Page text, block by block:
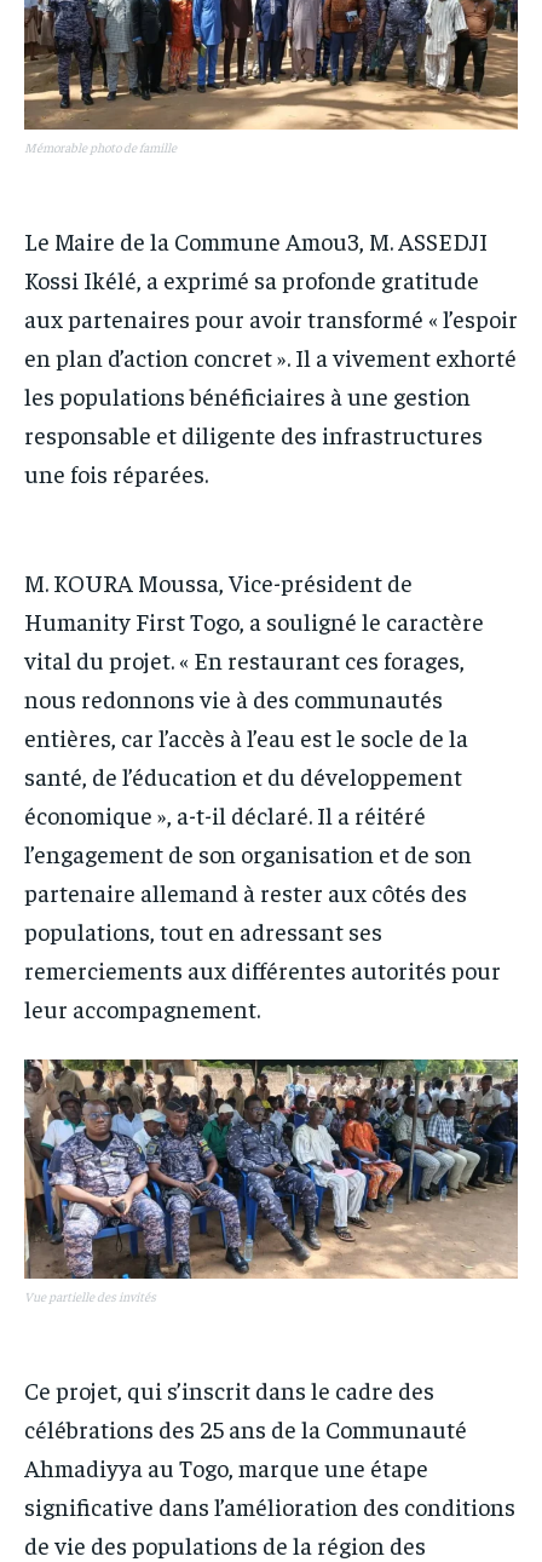
Mémorable photo de famille
Le Maire de la Commune Amou3, M. ASSEDJI
Kossi Ikélé, a exprimé sa profonde gratitude
aux partenaires pour avoir transformé « l’espoir
en plan d’action concret ». Il a vivement exhorté
les populations bénéficiaires à une gestion
responsable et diligente des infrastructures
une fois réparées.
M. KOURA Moussa, Vice-président de
Humanity First Togo, a souligné le caractère
vital du projet. « En restaurant ces forages,
nous redonnons vie à des communautés
entières, car l’accès à l’eau est le socle de la
santé, de l’éducation et du développement
économique », a-t-il déclaré. Il a réitéré
l’engagement de son organisation et de son
partenaire allemand à rester aux côtés des
populations, tout en adressant ses
remerciements aux différentes autorités pour
leur accompagnement.
Vue partielle des invités
Ce projet, qui s’inscrit dans le cadre des
célébrations des 25 ans de la Communauté
Ahmadiyya au Togo, marque une étape
significative dans l’amélioration des conditions
de vie des populations de la région des